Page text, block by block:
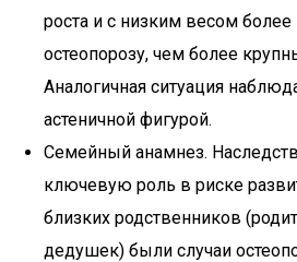
роста и с низким весом
остеопорозу, чем более
Аналогичная ситуация
астеничной фигурой.
Семейный анамнез.
ключевую роль в риске
близких родственников
дедушек) были случаи